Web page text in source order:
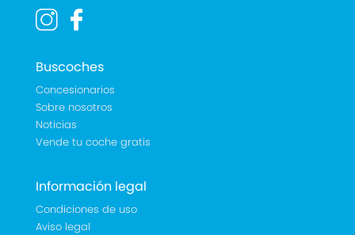
Buscoches
Concesionarios
Sobre nosotros
Noticias
Vende tu coche gratis
Información legal
Condiciones de uso
Aviso legal